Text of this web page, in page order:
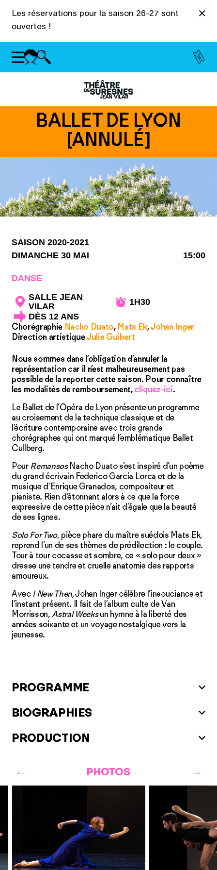
Les réservations pour la saison 26-27 sont
ouvertes !
BALLET DE LYON
[ANNULÉ]
SAISON 2020-2021
DIMANCHE 30 MAI
15:00
DANSE
SALLE JEAN
VILAR
1H30
DÈS 12 ANS
Chorégraphie Nacho Duato, Mats Ek,Johan Inger
Direction artistiqueJulie Guibert
Nous sommes dans l’obligation d’annuler la
représentation car il n’est malheureusement pas
possible de la reporter cette saison. Pour connaître
les modalités de remboursement,cliquez-ici.
Le Ballet de l’Opéra de Lyon présente un programme
au croisement de la technique classique et de
l’écriture contemporaine avec trois grands
chorégraphes qui ont marqué l’emblématique Ballet
Cullberg.
PourRemansos Nacho Duato s’est inspiré d’un poème
du grand écrivain Federico García Lorca et de la
musique d’Enrique Granados, compositeur et
pianiste. Rien d’étonnant alors à ce que la force
expressive de cette pièce n’ait d’égale que la beauté
de ses lignes.
Solo For Two, pièce phare du maître suédois Mats Ek,
reprend l’un de ses thèmes de prédilection : le couple.
Tour à tour cocasse et sombre, ce « solo pour deux »
dresse une tendre et cruelle anatomie des rapports
amoureux.
Avec I New Then,Johan Inger célèbre l’insouciance et
l’instant présent. Il fait de l’album culte de Van
Morrisson,Astral Weeksun hymne à la liberté des
années soixante et un voyage nostalgique vers la
jeunesse.
PROGRAMME
BIOGRAPHIES
PRODUCTION
PHOTOS